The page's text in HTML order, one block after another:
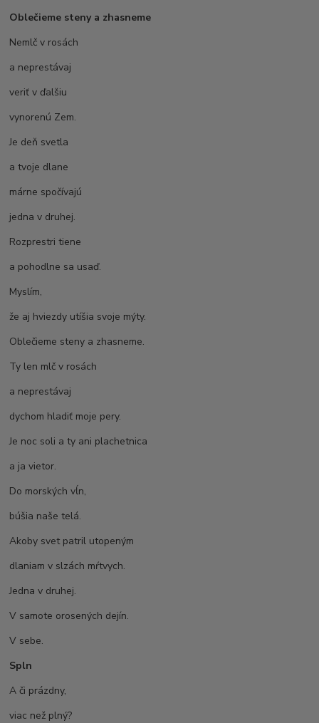
Oblečieme steny a zhasneme
Nemlč v rosách
a neprestávaj
veriť v ďalšiu
vynorenú Zem.
Je deň svetla
a tvoje dlane
márne spočívajú
jedna v druhej.
Rozprestri tiene
a pohodlne sa usaď.
Myslím,
že aj hviezdy utíšia svoje mýty.
Oblečieme steny a zhasneme.
Ty len mlč v rosách
a neprestávaj
dychom hladiť moje pery.
Je noc soli a ty ani plachetnica
a ja vietor.
Do morských vĺn,
búšia naše telá.
Akoby svet patril utopeným
dlaniam v slzách mŕtvych.
Jedna v druhej.
V samote orosených dejín.
V sebe.
Spln
A či prázdny,
viac než plný?